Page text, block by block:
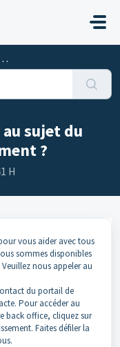
sujet du
?
H
vous aider avec tous
sommes disponibles
Veuillez nous appeler au
du portail de
Pour accéder au
back office, cliquez sur
Faites défiler la